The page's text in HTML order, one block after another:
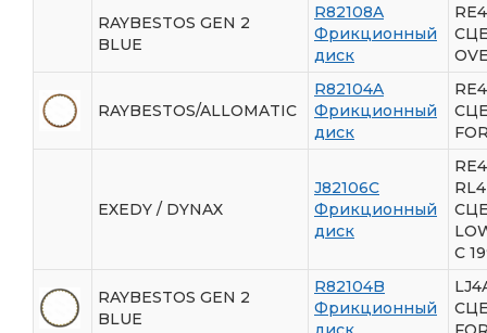
RAYBESTOS GEN 2
BLUE
R82108A
Фрикционный
диск
RAYBESTOS/ALLOMATIC
R82104A
Фрикционный
диск
EXEDY / DYNAX
J82106C
Фрикционный
диск
C
RAYBESTOS GEN 2
BLUE
R82104B
Фрикционный